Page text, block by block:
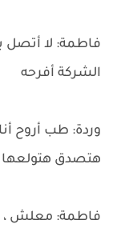
فاطمة: لا أتصل
الشركة أفرحه
وردة: طب أروح
هتصدق هتولعها
فاطمة: معلش ،